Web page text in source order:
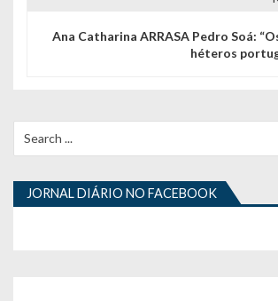
ã
o
d
Ana Catharina ARRASA Pedro Soá:
héteros
for:
JORNAL DIÁRIO NO FACEBOOK